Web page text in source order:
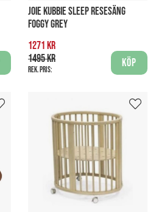
JOIE KUBBIE SLEEP RESESÄNG
FOGGY GREY
1271 kr
1495 kr
Rek. pris:
Köp